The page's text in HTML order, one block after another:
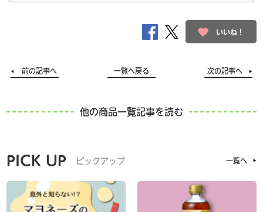
いいね！
前の記事へ 一覧へ戻る 次の記事へ
他の商品一覧記事を読む
PICK UP ピックアップ 一覧へ